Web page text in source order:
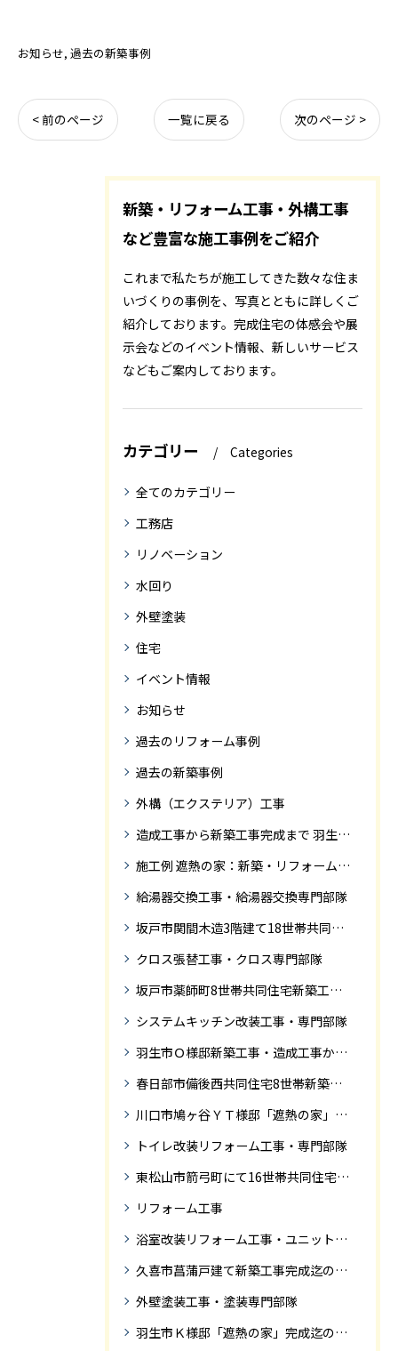
お知らせ 過去の新築事例
< 前のページ 一覧に戻る 次のページ >
新築・リフォーム工事・外構工事
など豊富な施工事例をご紹介
これまで私たちが施工してきた数々な住ま
いづくりの事例を、写真とともに詳しくご
紹介しております。完成住宅の体感会や展
示会などのイベント情報、新しいサービス
などもご案内しております。
カテゴリー Categories
全てのカテゴリー
工務店
リノベーション
水回り
外壁塗装
住宅
イベント情報
お知らせ
過去のリフォーム事例
過去の新築事例
外構（エクステリア）工事
造成工事から新築工事完成まで 羽生市Ｓ様邸新築工事・
施工例 遮熱の家：新築・リフォーム ドローンにて空撮
給湯器交換工事・給湯器交換専門部隊
坂戸市関間木造3階建て18世帯共同住宅の完成迄紹介
クロス張替工事・クロス専門部隊
坂戸市薬師町8世帯共同住宅新築工事完成迄の紹介です
システムキッチン改装工事・専門部隊
羽生市Ｏ様邸新築工事・造成工事から住宅完成までの紹介
春日部市備後西共同住宅8世帯新築工事完成迄の紹介です。
川口市鳩ヶ谷ＹＴ様邸「遮熱の家」工事状況
トイレ改装リフォーム工事・専門部隊
東松山市箭弓町にて16世帯共同住宅新築工事完成迄の紹介です。
リフォーム工事
浴室改装リフォーム工事・ユニットバス専門部隊
久喜市菖蒲戸建て新築工事完成迄の紹介
外壁塗装工事・塗装専門部隊
羽生市Ｋ様邸「遮熱の家」完成迄の紹介です